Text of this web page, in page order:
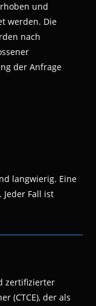
und
werden. Die
nach
der Anfrage
langwierig. Eine
Fall ist
zertifizierter
(CTCE), der als